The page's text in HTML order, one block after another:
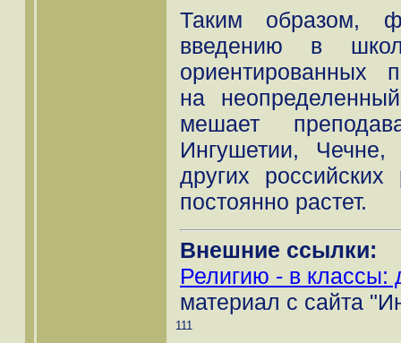
Таким образом,
введению в
ориентированных
на
мешает
Ингушетии, Чечне,
других
постоянно растет.
Внешние ссылки:
Религию - в классы:
материал с сайта
111